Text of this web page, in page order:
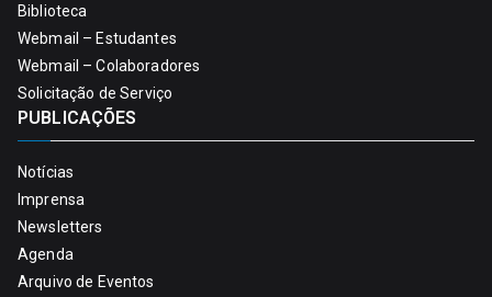
Biblioteca
Webmail – Estudantes
Webmail – Colaboradores
Solicitação de Serviço
PUBLICAÇÕES
Notícias
Imprensa
Newsletters
Agenda
Arquivo de Eventos